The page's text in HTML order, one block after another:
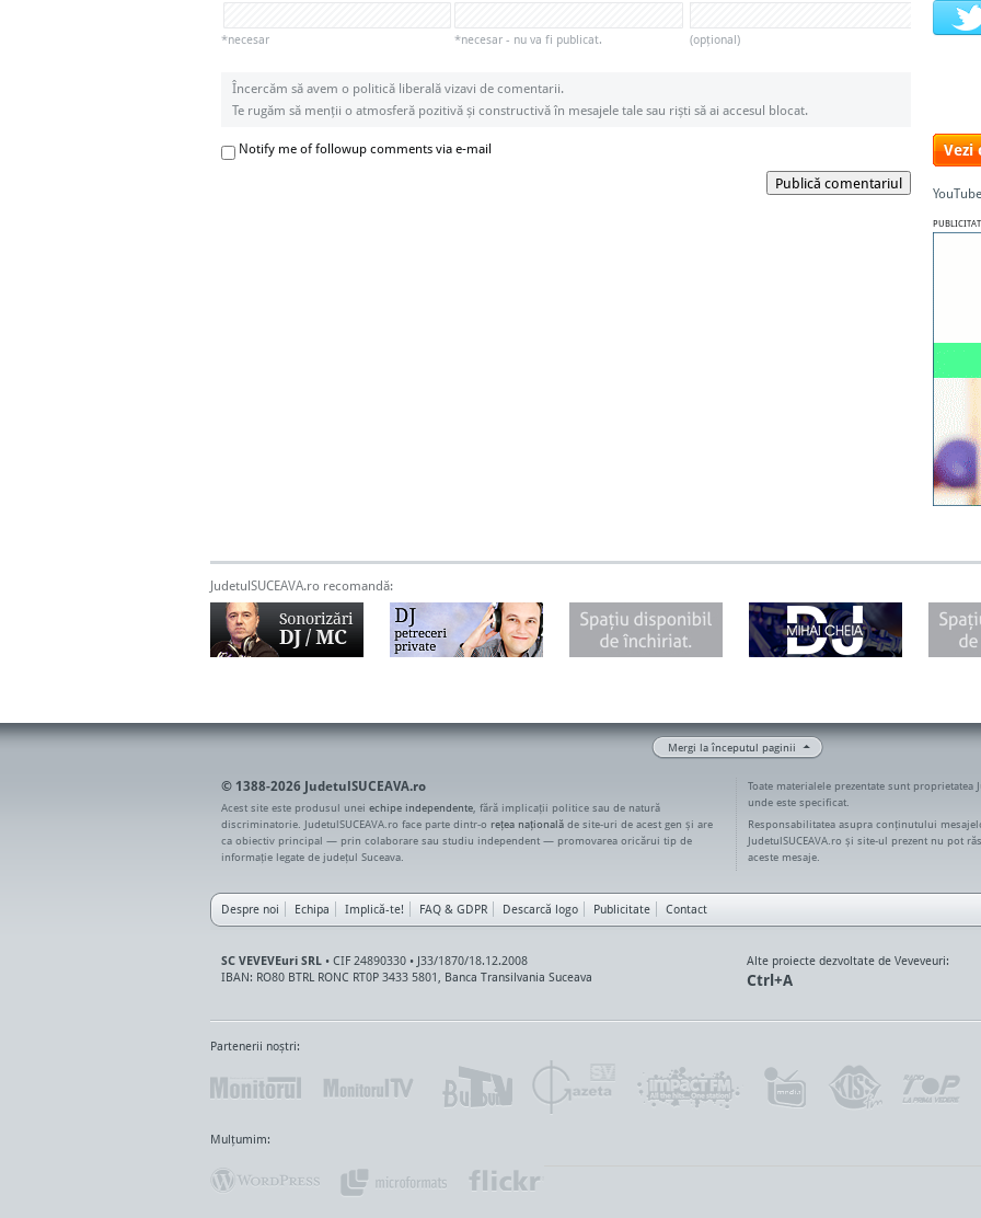
*necesar *necesar - nu va fi publicat. (opțional)
Încercăm să avem o politică liberală vizavi de comentarii.
Te rugăm să menții o atmosferă pozitivă și constructivă în mesajele tale sau riști să ai accesul blocat.
Notify me of followup comments via e-mail
Publică comentariul
Vezi
JudetulSUCEAVA.ro recomandă:
Mergi la începutul paginii
© 1388-2026 JudetulSUCEAVA.ro
Acest site este produsul unei echipe independente , fără implicații politice sau de natură
discriminatorie. JudetulSUCEAVA.ro face parte dintr-o rețea națională de site-uri de acest gen și are
ca obiectiv principal — prin colaborare sau studiu independent — promovarea oricărui tip de
informație legate de județul Suceava.
Toate materialele prezentate sunt proprietatea
unde este specificat.
Responsabilitatea asupra conținutului
JudetulSUCEAVA.ro și site-ul prezent nu pot
aceste mesaje.
Despre noi Echipa Implică-te! FAQ & GDPR Descarcă logo Publicitate Contact
SC VEVEVEuri SRL • CIF 24890330 • J33/1870/18.12.2008
IBAN: RO80 BTRL RONC RT0P 3433 5801, Banca Transilvania Suceava
Alte proiecte dezvoltate de Veveveuri:
Ctrl+A
Partenerii noștri:
Mulțumim: